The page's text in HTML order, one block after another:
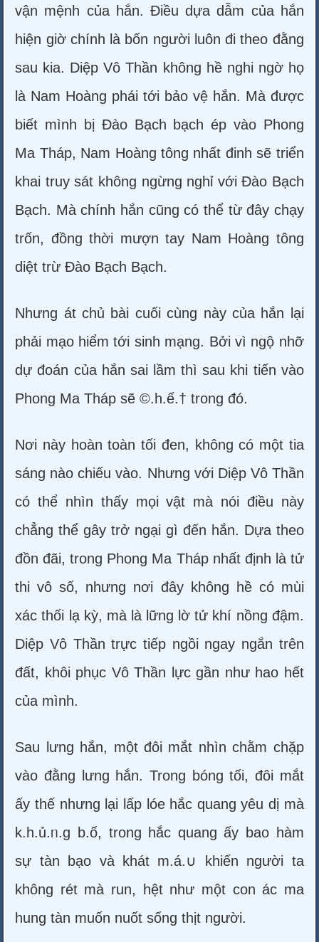
vận mệnh của hắn. Điều dựa dẫm của hắn
hiện giờ chính là bốn người luôn đi theo đằng
sau kia. Diệp Vô Thần không hề nghi ngờ họ
là Nam Hoàng phái tới bảo vệ hắn. Mà được
biết mình bị Đào Bạch bạch ép vào Phong
Ma Tháp, Nam Hoàng tông nhất đinh sẽ triển
khai truy sát không ngừng nghỉ với Đào Bạch
Bạch. Mà chính hắn cũng có thể từ đây chạy
trốn, đồng thời mượn tay Nam Hoàng tông
diệt trừ Đào Bạch Bạch.
Nhưng át chủ bài cuối cùng này của hắn lại
phải mạo hiểm tới sinh mạng. Bởi vì ngộ nhỡ
dự đoán của hắn sai lầm thì sau khi tiến vào
Phong Ma Tháp sẽ ©.h.ế.† trong đó.
Nơi này hoàn toàn tối đen, không có một tia
sáng nào chiếu vào. Nhưng với Diệp Vô Thần
có thể nhìn thấy mọi vật mà nói điều này
chẳng thể gây trở ngại gì đến hắn. Dựa theo
đồn đãi, trong Phong Ma Tháp nhất định là tử
thi vô số, nhưng nơi đây không hề có mùi
xác thối lạ kỳ, mà là lững lờ tử khí nồng đậm.
Diệp Vô Thần trực tiếp ngồi ngay ngắn trên
đất, khôi phục Vô Thần lực gần như hao hết
của mình.
Sau lưng hắn, một đôi mắt nhìn chằm chặp
vào đằng lưng hắn. Trong bóng tối, đôi mắt
ấy thế nhưng lại lấp lóe hắc quang yêu dị mà
k.h.ủ.ᥒ.g b.ố, trong hắc quang ấy bao hàm
sự tàn bạo và khát m.á.∪ khiến người ta
không rét mà run, hệt như một con ác ma
hung tàn muốn nuốt sống thịt người.